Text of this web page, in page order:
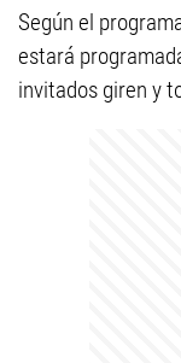
Según el
estará
invitados giren y